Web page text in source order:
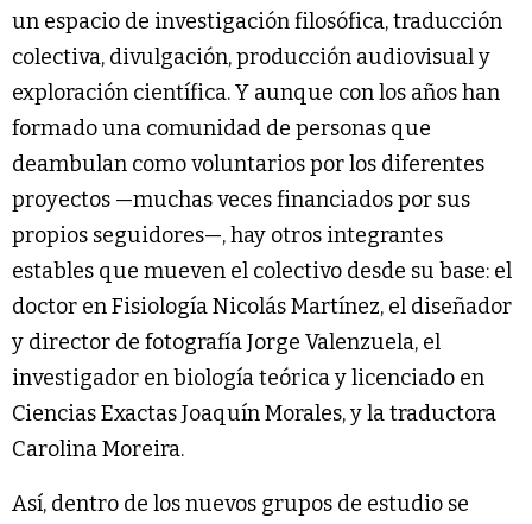
un espacio de investigación filosófica, traducción
colectiva, divulgación, producción audiovisual y
exploración científica. Y aunque con los años han
formado una comunidad de personas que
deambulan como voluntarios por los diferentes
proyectos —muchas veces financiados por sus
propios seguidores—, hay otros integrantes
estables que mueven el colectivo desde su base: el
doctor en Fisiología Nicolás Martínez, el diseñador
y director de fotografía Jorge Valenzuela, el
investigador en biología teórica y licenciado en
Ciencias Exactas Joaquín Morales, y la traductora
Carolina Moreira.
Así, dentro de los nuevos grupos de estudio se